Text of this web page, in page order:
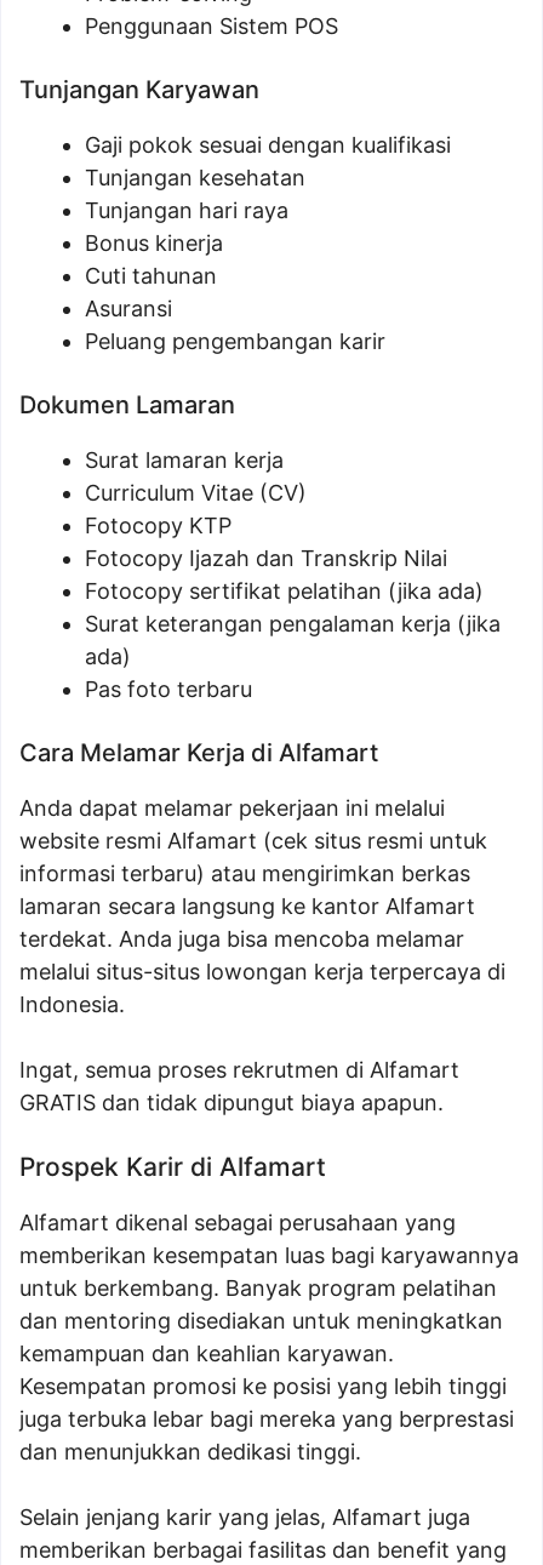
Penggunaan Sistem POS
Tunjangan Karyawan
Gaji pokok sesuai dengan kualifikasi
Tunjangan kesehatan
Tunjangan hari raya
Bonus kinerja
Cuti tahunan
Asuransi
Peluang pengembangan karir
Dokumen Lamaran
Surat lamaran kerja
Curriculum Vitae (CV)
Fotocopy KTP
Fotocopy Ijazah dan Transkrip Nilai
Fotocopy sertifikat pelatihan (jika ada)
Surat keterangan pengalaman kerja (jika
ada)
Pas foto terbaru
Cara Melamar Kerja di Alfamart
Anda dapat melamar pekerjaan ini melalui
website resmi Alfamart (cek situs resmi untuk
informasi terbaru) atau mengirimkan berkas
lamaran secara langsung ke kantor Alfamart
terdekat. Anda juga bisa mencoba melamar
melalui situs-situs lowongan kerja terpercaya di
Indonesia.
Ingat, semua proses rekrutmen di Alfamart
GRATIS dan tidak dipungut biaya apapun.
Prospek Karir di Alfamart
Alfamart dikenal sebagai perusahaan yang
memberikan kesempatan luas bagi karyawannya
untuk berkembang. Banyak program pelatihan
dan mentoring disediakan untuk meningkatkan
kemampuan dan keahlian karyawan.
Kesempatan promosi ke posisi yang lebih tinggi
juga terbuka lebar bagi mereka yang berprestasi
dan menunjukkan dedikasi tinggi.
Selain jenjang karir yang jelas, Alfamart juga
memberikan berbagai fasilitas dan benefit yang